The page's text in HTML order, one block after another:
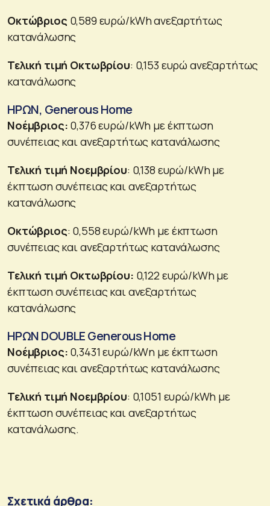
Οκτώβριος 0,589 ευρώ/kWh ανεξαρτήτως
κατανάλωσης
Τελική τιμή Οκτωβρίου: 0,153 ευρώ ανεξαρτήτως
κατανάλωσης
ΗΡΩΝ, Generous Home
Νοέμβριος: 0,376 ευρώ/kWh με έκπτωση
συνέπειας και ανεξαρτήτως κατανάλωσης
Τελική τιμή Νοεμβρίου: 0,138 ευρώ/kWh με
έκπτωση συνέπειας και ανεξαρτήτως
κατανάλωσης
Οκτώβριος: 0,558 ευρώ/kWh με έκπτωση
συνέπειας και ανεξαρτήτως κατανάλωσης
Τελική τιμή Οκτωβρίου: 0,122 ευρώ/kWh με
έκπτωση συνέπειας και ανεξαρτήτως
κατανάλωσης
ΗΡΩΝ DOUBLE Generous Home
Νοέμβριος: 0,3431 ευρώ/kWη με έκπτωση
συνέπειας και ανεξαρτήτως κατανάλωσης
Τελική τιμή Νοεμβρίου: 0,1051 ευρώ/kWh με
έκπτωση συνέπειας και ανεξαρτήτως
κατανάλωσης.
Σχετικά άρθρα: